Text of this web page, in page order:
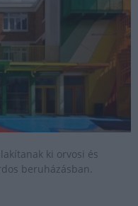
ki orvosi és
beruházásban.